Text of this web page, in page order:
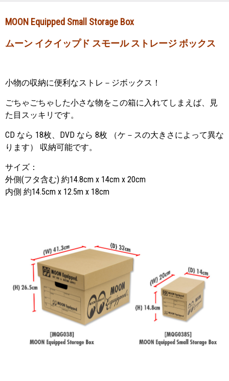
MOON Equipped Small Storage Box
ムーン イクイップド スモール ストレージ ボックス
小物の収納に便利なストレ－ジボックス！
ごちゃごちゃした小さな物をこの箱に入れてしまえば、見
た目スッキリです。
CD なら 18枚、DVD なら 8枚 （ケ－スの大きさによって異な
ります） 収納可能です。
サイズ：
外側(フタ含む) 約14.8cm x 14cm x 20cm
内側 約14.5cm x 12.5m x 18cm